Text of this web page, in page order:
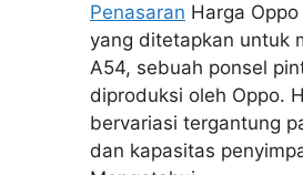
Penasaran Harga
yang ditetapkan untuk
A54, sebuah ponsel
diproduksi oleh Oppo.
bervariasi tergantung
dan kapasitas